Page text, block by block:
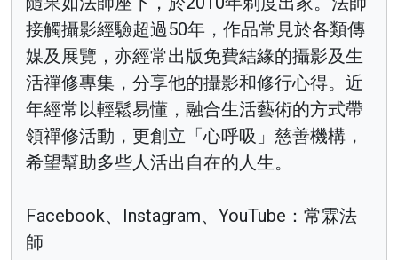
接觸攝影經驗超過50年，作品常見於各類傳
媒及展覽，亦經常出版免費結緣的攝影及生
活禪修專集，分享他的攝影和修行心得。近
年經常以輕鬆易懂，融合生活藝術的方式帶
領禪修活動，更創立「心呼吸」慈善機構，
希望幫助多些人活出自在的人生。
Facebook、Instagram、YouTube：常霖法
師